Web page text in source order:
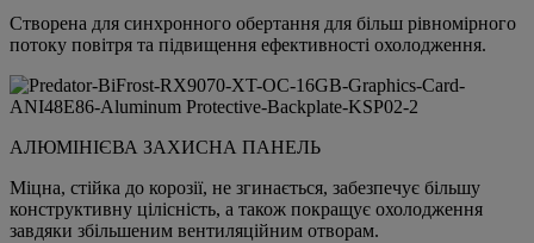
Створена для синхронного обертання для більш рівномірного
потоку повітря та підвищення ефективності охолодження.
АЛЮМІНІЄВА ЗАХИСНА ПАНЕЛЬ
Міцна, стійка до корозії, не згинається, забезпечує більшу
конструктивну цілісність, а також покращує охолодження
завдяки збільшеним вентиляційним отворам.